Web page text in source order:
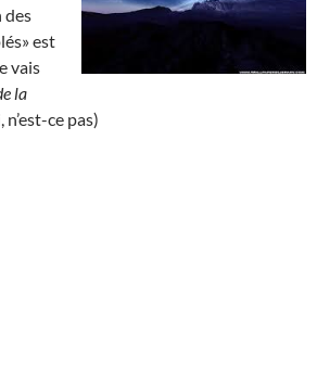
des
est
vais
la
ce pas)